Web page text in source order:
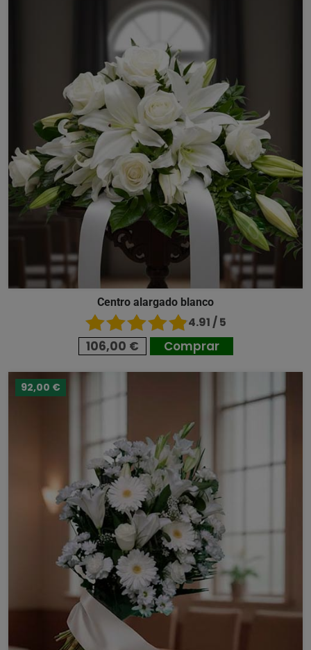
Centro alargado blanco
4.91 / 5
106,00 € Comprar
92,00 €